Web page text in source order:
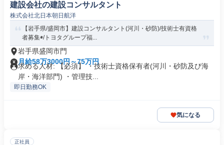
建設会社の建設コンサルタント
株式会社北日本朝日航洋
【岩手県/盛岡市】建設コンサルタント(河川・砂防)/技術士有資格
者募集◉/トヨタグループ福...
岩手県盛岡市門
月給58万3000円～75万円
求める人材: 【必須】 ・技術士資格保有者(河川・砂防及び海
岸・海洋部門) ・管理技...
即日勤務OK
気になる
正社員